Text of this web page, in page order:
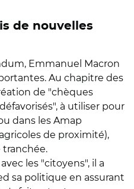
de nouvelles
Emmanuel Macron
Au chapitre des
de "chèques
à utiliser pour
dans les Amap
de proximité),
tranchée.
les "citoyens", il a
sa politique en assurant